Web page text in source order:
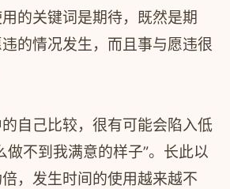
的关键词是期待，既然是期
的情况发生，而且事与愿违很
自己比较，很有可能会陷入低
做不到我满意的样子”。长此以
，发生时间的使用越来越不